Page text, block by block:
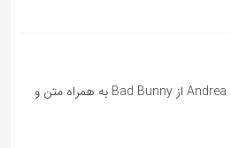
آهنگ اسپانیایی Andrea از Bad Bunny به همراه متن و